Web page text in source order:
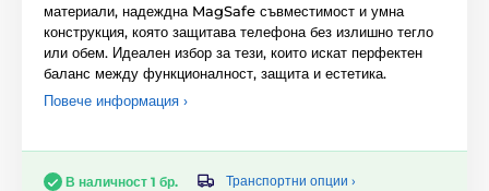
материали, надеждна MagSafe съвместимост и умна
конструкция, която защитава телефона без излишно тегло
или обем. Идеален избор за тези, които искат перфектен
баланс между функционалност, защита и естетика.
Повече информация ›
В наличност 1 бр.
Транспортни опции ›